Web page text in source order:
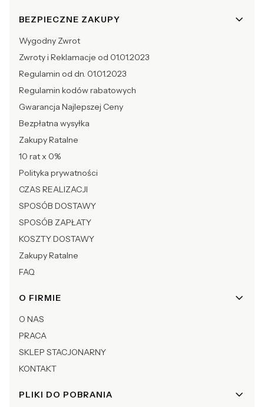
BEZPIECZNE ZAKUPY
Wygodny Zwrot
Zwroty i Reklamacje od 01.01.2023
Regulamin od dn. 01.01.2023
Regulamin kodów rabatowych
Gwarancja Najlepszej Ceny
Bezpłatna wysyłka
Zakupy Ratalne
10 rat x 0%
Polityka prywatności
CZAS REALIZACJI
SPOSÓB DOSTAWY
SPOSÓB ZAPŁATY
KOSZTY DOSTAWY
Zakupy Ratalne
FAQ
O FIRMIE
O NAS
PRACA
SKLEP STACJONARNY
KONTAKT
PLIKI DO POBRANIA